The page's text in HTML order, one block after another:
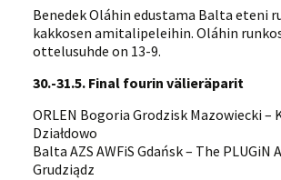
Benedek Oláhin edustama Balta eteni
kakkosen amitalipeleihin. Oláhin
ottelusuhde on 13-9.
30.-31.5. Final fourin välieräparit
ORLEN Bogoria Grodzisk Mazowiecki –
Działdowo
Balta AZS AWFiS Gdańsk – The PLUGiN
Grudziądz